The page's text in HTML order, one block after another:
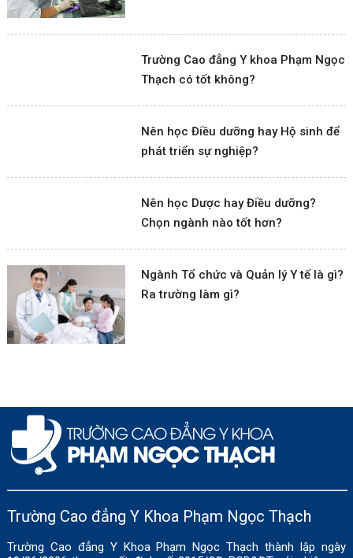
Trường Cao đẳng Y khoa Phạm Ngọc
Thạch có tốt không?
Nên học Điều dưỡng hay Hộ sinh để
phát triển sự nghiệp?
Nên học Dược hay Điều dưỡng?
Chọn ngành nào tốt hơn?
Ngành Tổ chức và Quản lý Y tế là gì?
Ra trường làm gì?
Trường Cao đẳng Y Khoa Phạm Ngọc Thạch
Trường Cao đẳng Y Khoa Phạm Ngọc Thạch thành lập ngày